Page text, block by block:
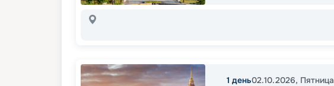
1 день02.10.2026, Пятница